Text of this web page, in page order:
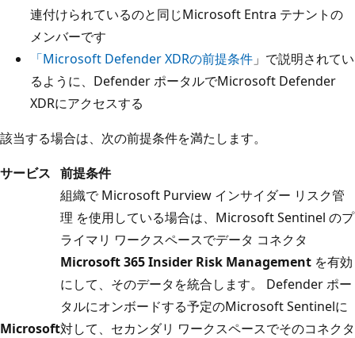
連付けられているのと同じMicrosoft Entra テナントの
メンバーです
「Microsoft Defender XDRの前提条件 」で説明されてい
るように、Defender ポータルでMicrosoft Defender
XDRにアクセスする
該当する場合は、次の前提条件を満たします。
サービス 前提条件
Microsoft
組織で Microsoft Purview インサイダー リスク管
理 を使用している場合は、Microsoft Sentinel のプ
ライマリ ワークスペースでデータ コネクタ
Microsoft 365 Insider Risk Management を有効
にして、そのデータを統合します。 Defender ポー
タルにオンボードする予定のMicrosoft Sentinelに
対して、セカンダリ ワークスペースでそのコネクタ